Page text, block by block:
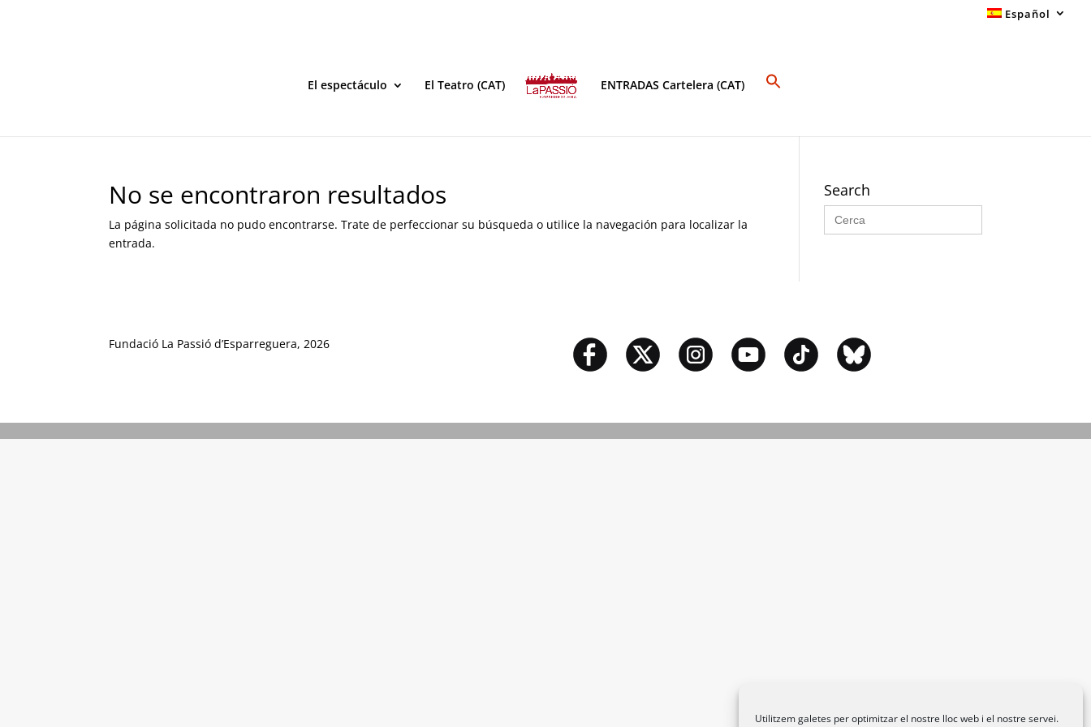
Utilitzem galetes per optimitzar el nostre lloc web i el nostre servei.
Español
El espectáculo El Teatro (CAT) ENTRADAS Cartelera (CAT)
No se encontraron resultados
La página solicitada no pudo encontrarse. Trate de perfeccionar su búsqueda o utilice la navegación para localizar la
entrada.
Search
Buscar:
Fundació La Passió d’Esparreguera, 2026